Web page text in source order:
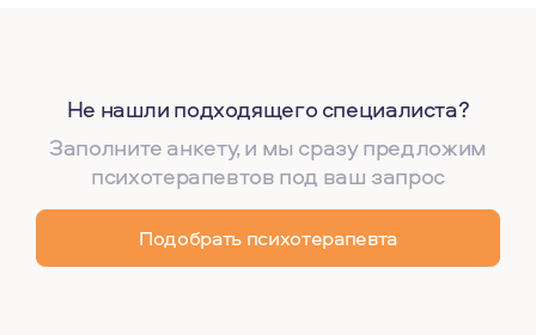
Не нашли подходящего специалиста?
Заполните анкету, и мы сразу предложим
психотерапевтов под ваш запрос
Подобрать психотерапевта